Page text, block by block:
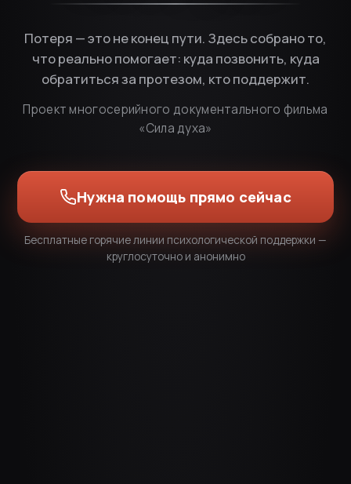
Потеря — это не конец пути. Здесь собрано то,
что реально помогает: куда позвонить, куда
обратиться за протезом, кто поддержит.
Проект многосерийного документального фильма
«Сила духа»
Нужна помощь прямо сейчас
Бесплатные горячие линии психологической поддержки —
круглосуточно и анонимно